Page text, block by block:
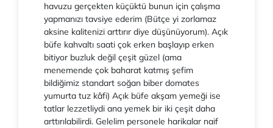
havuzu gerçekten küçüktü bunun için çalışma
yapmanızı tavsiye ederim (Bütçe yi zorlamaz
aksine kalitenizi arttırır diye düşünüyorum). Açık
büfe kahvaltı saati çok erken başlayıp erken
bitiyor buzluk değil çeşit güzel (ama
menemende çok baharat katmış şefim
bildiğimiz standart soğan biber domates
yumurta tuz kâfi) Açık büfe akşam yemeği ise
tatlar lezzetliydi ana yemek bir iki çeşit daha
arttırılabilirdi. Gelelim personele harikalar naif